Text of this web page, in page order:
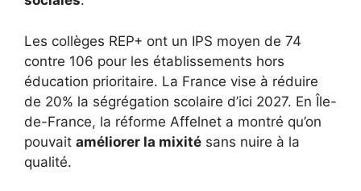
Les collèges REP+ ont un IPS moyen de 74
contre 106 pour les établissements hors
éducation prioritaire. La France vise à réduire
de 20% la ségrégation scolaire d’ici 2027. En Île-
de-France, la réforme Affelnet a montré qu’on
pouvait améliorer la mixité sans nuire à la
qualité.